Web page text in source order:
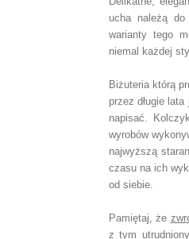
ucha należą
warianty tego
niemal każdej
Biżuteria którą
przez długie
napisać.
wyrobów
najwyższą
czasu na ich
od siebie.
Pamiętaj, że
z tym